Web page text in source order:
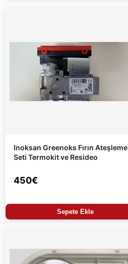
Inoksan Greenoks Fırın Ateşleme
Seti Termokit ve Resideo
450€
Sepete Ekle